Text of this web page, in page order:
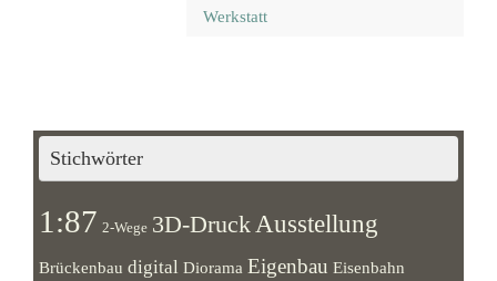
Werkstatt
Stichwörter
1:87 2-Wege 3D-DruckAusstellung
Brückenbau digital Diorama Eigenbau Eisenbahn